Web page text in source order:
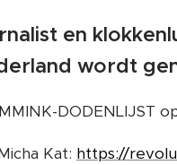
en
wordt
DODENLIJST
Kat: https://